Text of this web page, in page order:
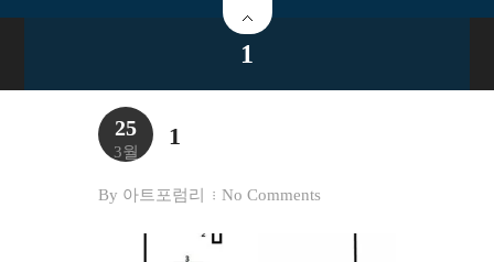
1
25
3월
1
By 아트포럼리 No Comments